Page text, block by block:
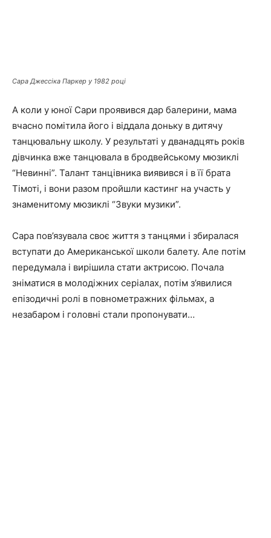
Сара Джессіка Паркер у 1982 році
А коли у юної Сари проявився дар балерини, мама
вчасно помітила його і віддала доньку в дитячу
танцювальну школу. У результаті у дванадцять років
дівчинка вже танцювала в бродвейському мюзиклі
“Невинні”. Талант танцівника виявився і в її брата
Тімоті, і вони разом пройшли кастинг на участь у
знаменитому мюзиклі “Звуки музики”.
Сара пов’язувала своє життя з танцями і збиралася
вступати до Американської школи балету. Але потім
передумала і вирішила стати актрисою. Почала
зніматися в молодіжних серіалах, потім з’явилися
епізодичні ролі в повнометражних фільмах, а
незабаром і головні стали пропонувати…